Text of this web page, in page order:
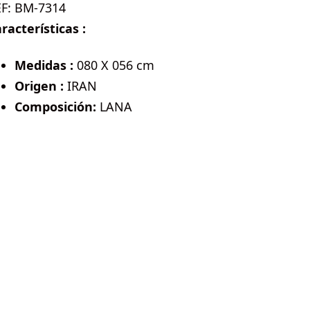
BM-7314
:
Medidas : 080 X 056 cm
Origen : IRAN
Composición: LANA